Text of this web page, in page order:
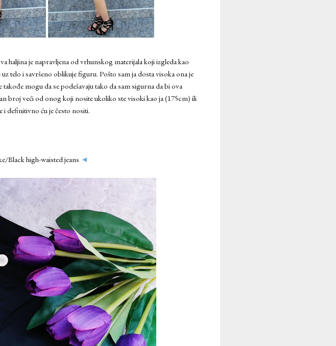
haljina je napravljena od vrhunskog materijala koji izgleda kao
telo i savršeno oblikuje figuru. Pošto sam ja dosta visoka ona je
mogu da se podešavaju tako da sam sigurna da bi ova
broj veći od onog koji nosite ukoliko ste visoki kao ja (175cm) ili
i definitivno ću je često nositi.
Black high-waisted jeans ◄